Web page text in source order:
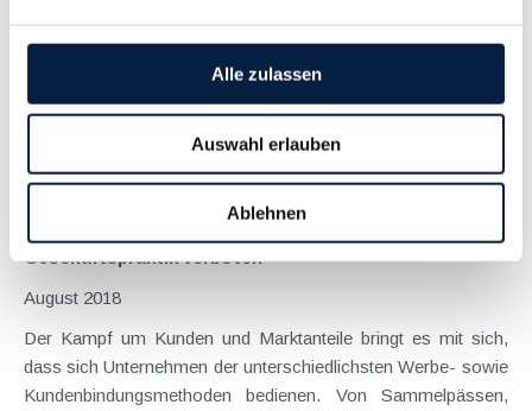
Alle zulassen
Auswahl erlauben
Ablehnen
Kombinationen", bei denen die beiden Teile unterschiedlichen
Umsatzsteuertarifen unterliegen, ist schon seit jeher ein
unlängst (GZ Ra 2016/15/0039 vom 13.9.2018) mit...
Geschäftspraktik verboten
August 2018
Der Kampf um Kunden und Marktanteile bringt es mit sich,
dass sich Unternehmen der unterschiedlichsten Werbe- sowie
Kundenbindungsmethoden bedienen. Von Sammelpässen,